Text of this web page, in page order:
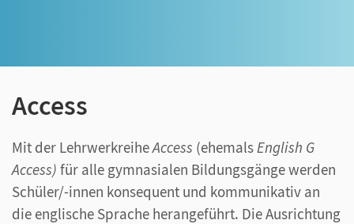
Access
Mit der LehrwerkreiheAccess (ehemalsEnglish G
Access) für alle gymnasialen Bildungsgänge werden
Schüler/-innen konsequent und kommunikativ an
die englische Sprache herangeführt. Die Ausrichtung